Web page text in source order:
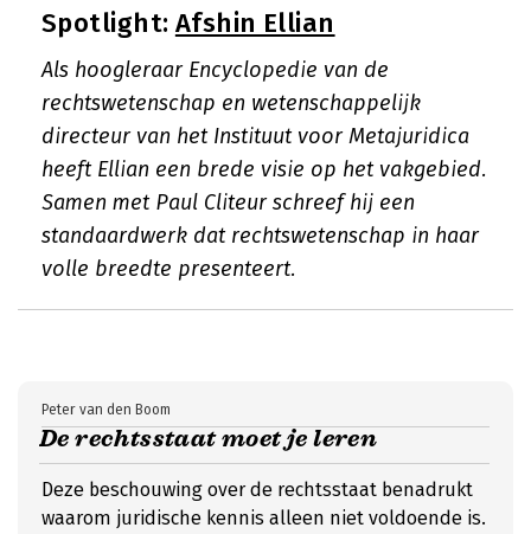
Spotlight: Afshin Ellian
Als hoogleraar Encyclopedie van de
rechtswetenschap en wetenschappelijk
directeur van het Instituut voor Metajuridica
heeft Ellian een brede visie op het vakgebied.
Samen met Paul Cliteur schreef hij een
standaardwerk dat rechtswetenschap in haar
volle breedte presenteert.
De rechtsstaat moet je leren
Peter van den Boom
Deze beschouwing over de rechtsstaat benadrukt
waarom juridische kennis alleen niet voldoende is.